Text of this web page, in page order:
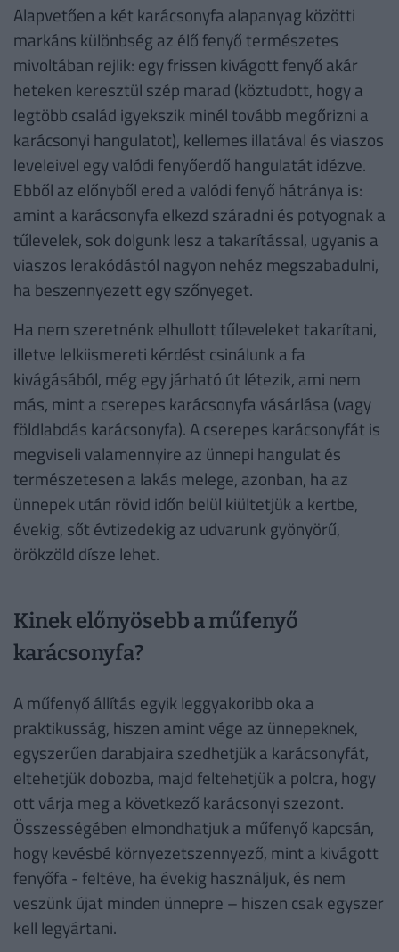
Alapvetően a két karácsonyfa alapanyag közötti
markáns különbség az élő fenyő természetes
mivoltában rejlik: egy frissen kivágott fenyő akár
heteken keresztül szép marad (köztudott, hogy a
legtöbb család igyekszik minél tovább megőrizni a
karácsonyi hangulatot), kellemes illatával és viaszos
leveleivel egy valódi fenyőerdő hangulatát idézve.
Ebből az előnyből ered a valódi fenyő hátránya is:
amint a karácsonyfa elkezd száradni és potyognak a
tűlevelek, sok dolgunk lesz a takarítással, ugyanis a
viaszos lerakódástól nagyon nehéz megszabadulni,
ha beszennyezett egy szőnyeget.
Ha nem szeretnénk elhullott tűleveleket takarítani,
illetve lelkiismereti kérdést csinálunk a fa
kivágásából, még egy járható út létezik, ami nem
más, mint a cserepes karácsonyfa vásárlása (vagy
földlabdás karácsonyfa). A cserepes karácsonyfát is
megviseli valamennyire az ünnepi hangulat és
természetesen a lakás melege, azonban, ha az
ünnepek után rövid időn belül kiültetjük a kertbe,
évekig, sőt évtizedekig az udvarunk gyönyörű,
örökzöld dísze lehet.
Kinek előnyösebb a műfenyő
karácsonyfa?
A műfenyő állítás egyik leggyakoribb oka a
praktikusság, hiszen amint vége az ünnepeknek,
egyszerűen darabjaira szedhetjük a karácsonyfát,
eltehetjük dobozba, majd feltehetjük a polcra, hogy
ott várja meg a következő karácsonyi szezont.
Összességében elmondhatjuk a műfenyő kapcsán,
hogy kevésbé környezetszennyező, mint a kivágott
fenyőfa - feltéve, ha évekig használjuk, és nem
veszünk újat minden ünnepre – hiszen csak egyszer
kell legyártani.